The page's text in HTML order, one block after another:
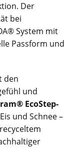
Der
bei
System mit
Passform und
den
und
EcoStep-
und Schnee –